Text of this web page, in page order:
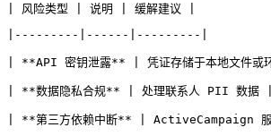
| 风险类型 | 说明 | 缓解建议 |
|---------|------|---------|
| **API 密钥泄露** | 凭证存储于本地文件或
| **数据隐私合规** | 处理联系人 PII 数据 |
| **第三方依赖中断** | ActiveCampaign 服